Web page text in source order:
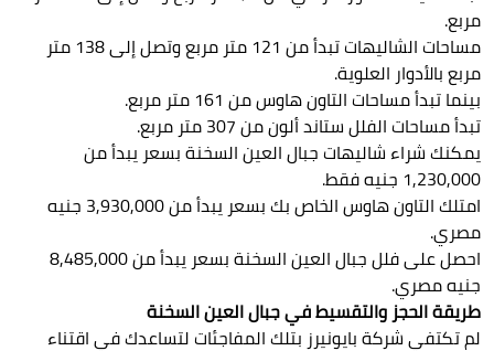
مربع.
مساحات الشاليهات تبدأ من 121 متر مربع وتصل إلى 138 متر
مربع بالأدوار العلوية.
بينما تبدأ مساحات التاون هاوس من 161 متر مربع.
تبدأ مساحات الفلل ستاند ألون من 307 متر مربع.
يمكنك شراء شاليهات جبال العين السخنة بسعر يبدأ من
1,230,000 جنيه فقط.
امتلك التاون هاوس الخاص بك بسعر يبدأ من 3,930,000 جنيه
مصري.
احصل على فلل جبال العين السخنة بسعر يبدأ من 8,485,000
جنيه مصري.
طريقة الحجز والتقسيط في جبال العين السخنة
لم تكتفي شركة بايونيرز بتلك المفاجئات لتساعدك في اقتناء